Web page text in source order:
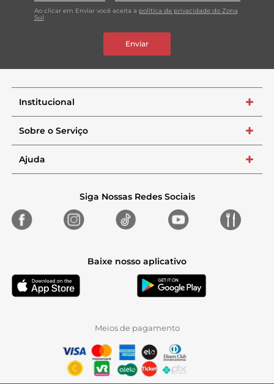
Ao clicar em Enviar você aceita a política de privacidade do Zona
Sul
Enviar
Institucional +
Sobre o Serviço +
Ajuda +
Siga Nossas Redes Sociais
Baixe nosso aplicativo
Meios de pagamento